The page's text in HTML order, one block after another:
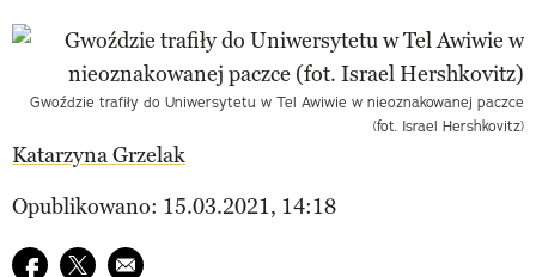
Gwoździe trafiły do Uniwersytetu w Tel Awiwie w nieoznakowanej paczce
(fot. Israel Hershkovitz)
Katarzyna Grzelak
Opublikowano: 15.03.2021, 14:18
Udostępnij na facebook
Udostępnij na twitter
E-mail do przyjaciela